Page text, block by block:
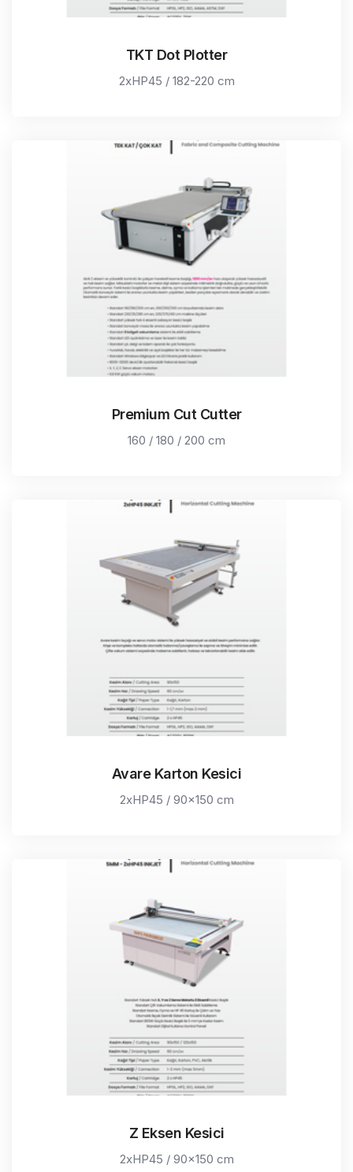
TKT Dot Plotter
2xHP45 / 182-220 cm
Premium Cut Cutter
160 / 180 / 200 cm
Avare Karton Kesici
2xHP45 / 90x150 cm
Z Eksen Kesici
2xHP45 / 90x150 cm